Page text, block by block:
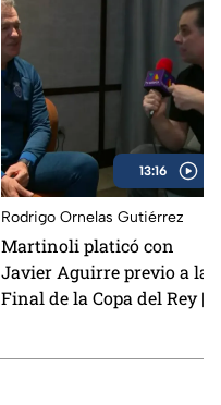
13:16
Rodrigo Ornelas Gutiérrez
Martinoli platicó con
Javier Aguirre previo a la
Final de la Copa del Rey |